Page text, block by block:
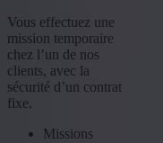
Vous effectuez une
mission temporaire
chez l’un de nos
clients, avec la
sécurité d’un contrat
fixe.
Missions